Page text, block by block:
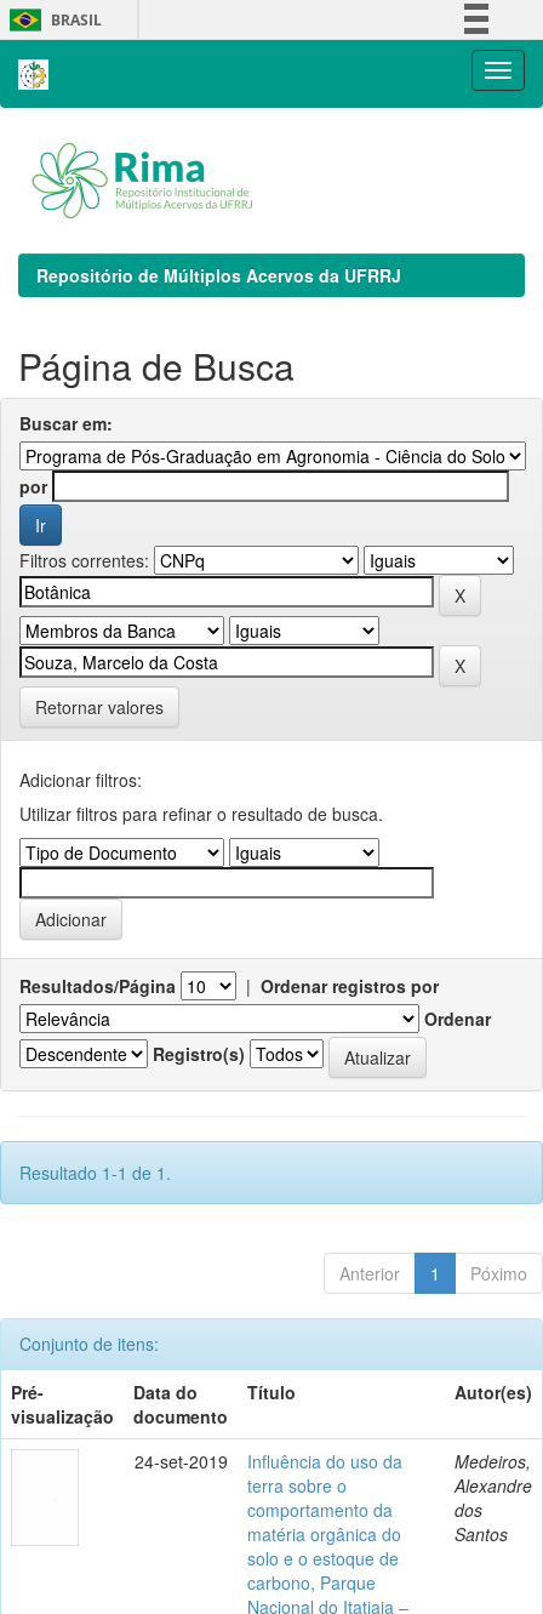
Skip
navigation
BRASIL
Repositório de Múltiplos Acervos da UFRRJ
Página de Busca
Buscar em:
por
Filtros correntes:
Retornar valores
Adicionar filtros:
Utilizar filtros para refinar o resultado de busca.
Resultados/Página | Ordenar registros por
Ordenar
Registro(s)
Resultado 1-1 de 1.
Anterior 1 Póximo
Conjunto de itens:
Pré-
visualização
Data do
documento
Título Autor(es)
24-set-2019
Influência do uso da
terra sobre o
comportamento da
matéria orgânica do
solo e o estoque de
carbono, Parque
Nacional do Itatiaia –
Medeiros,
Alexandre
dos
Santos